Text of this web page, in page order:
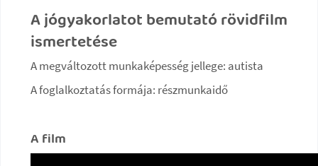
A jógyakorlatot bemutató rövidfilm
ismertetése
A megváltozott munkaképesség jellege: autista
A foglalkoztatás formája: részmunkaidő
A film